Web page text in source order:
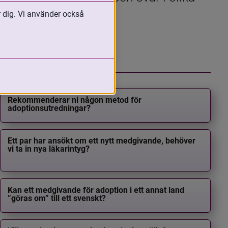
Rekommenderar ni någon metod för
adoptionsutredningar?
Ett par har ansökt om ett nytt medgivande, behöver
vi ta in nya läkarintyg?
Kan ett medgivande för adoption i ett annat land
”göras om” till ett svenskt?
Vi använder också